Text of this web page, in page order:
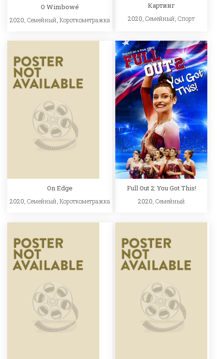
O Wimbowé
2020, Семейный Короткометражка
Картинг
2020,Семейный ,Спорт
On Edge
2020, Семейный, Короткометражка
Full Out 2: You Got This!
2020, Семейный